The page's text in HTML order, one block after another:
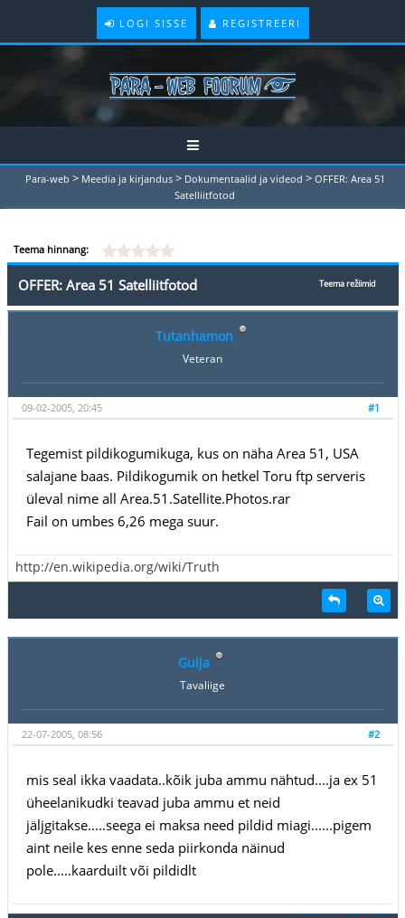
LOGI SISSE REGISTREERI
Para-web > Meedia ja kirjandus > Dokumentaalid ja videod > OFFER: Area 51
Satelliitfotod
Teema hinnang:
Teema režiimid
OFFER: Area 51 Satelliitfotod
Tutanhamon
Veteran
#1
09-02-2005, 20:45
Tegemist pildikogumikuga, kus on näha Area 51, USA
salajane baas. Pildikogumik on hetkel Toru ftp serveris
üleval nime all Area.51.Satellite.Photos.rar
Fail on umbes 6,26 mega suur.
http://en.wikipedia.org/wiki/Truth
Gulja
Tavaliige
#2
22-07-2005, 08:56
mis seal ikka vaadata..kõik juba ammu nähtud....ja ex 51
üheelanikudki teavad juba ammu et neid
jäljgitakse.....seega ei maksa need pildid miagi......pigem
aint neile kes enne seda piirkonda näinud
pole.....kaarduilt või pildidlt